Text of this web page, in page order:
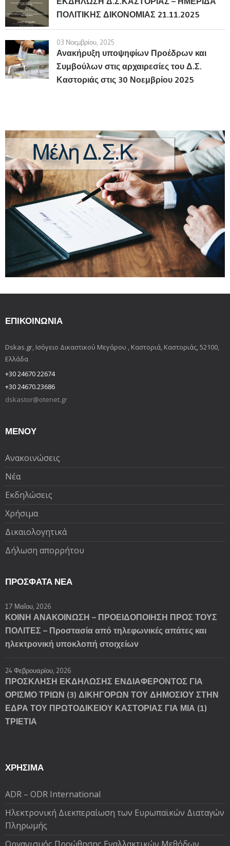
ΠΟΛΙΤΙΚΗΣ ΔΙΚΟΝΟΜΙΑΣ 21.11.2025
03 Νοεμβρίου, 2025
Ανακήρυξη υποψηφίων Προέδρων και
Συμβούλων στις αρχαιρεσίες του Δ.Σ.
Καστοριάς στις 30 Νοεμβρίου 2025
ΕΠΙΚΟΙΝΩΝΊΑ
Dskas.gr, Ισόγειο Δικαστικού Μεγάρου , Καστοριά, Καστοριάς, 52100,
Ελλάδα
+30 24670 22674
+30 24670.23686
dskastor@otenet.gr
ΜΕΝΟΥ
Ανακοινώσεις
Νέα
Εκδηλώσεις
Χρήσιμα
Δικαιολογητικά
Δήλωση απορρήτου
ΠΡΌΣΦΑΤΑ ΝΈΑ
17 Μαΐου, 2026
ΚΟΙΝΗ ΑΝΑΚΟΙΝΩΣΗ – ΠΡΟΕΙΔΟΠΟΙΗΣΗ ΠΡΟΣ ΤΟΥΣ
ΠΟΛΙΤΕΣ – Προστασία από τηλεφωνικές απάτες και
ηλεκτρονική υποκλοπή στοιχείων
24 Φεβρουαρίου, 2026
ΠΡΟΣΚΛΗΣΗ ΕΚΔΗΛΩΣΗΣ ΕΝΔΙΑΦΕΡΟΝΤΟΣ ΓΙΑ
ΟΡΙΣΜΟ ΤΡΙΩΝ (3) ΔΙΚΗΓΟΡΩΝ ΤΟΥ ΔΗΜΟΣΙΟΥ ΣΤΗΝ
ΕΔΡΑ ΤΟΥ ΠΡΩΤΟΔΙΚΕΙΟΥ ΚΑΣΤΟΡΙΑΣ ΓΙΑ ΜΙΑ (1)
ΤΡΙΕΤΙΑ
ΧΡΗΣΙΜΑ
ADR – ODR International
Ηλεκτρονική Διεκπεραίωση των Ευρωπαϊκών Διαταγών
Πληρωμής